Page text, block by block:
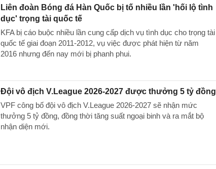
Liên đoàn Bóng đá Hàn Quốc bị tố nhiều lần 'hối lộ tình
dục' trọng tài quốc tế
KFA bị cáo buộc nhiều lần cung cấp dịch vụ tình dục cho trọng tài
quốc tế giai đoạn 2011-2012, vụ việc được phát hiện từ năm
2016 nhưng đến nay mới bị phanh phui.
Đội vô địch V.League 2026-2027 được thưởng 5 tỷ đồng
VPF công bố đội vô địch V.League 2026-2027 sẽ nhận mức
thưởng 5 tỷ đồng, đồng thời tăng suất ngoại binh và ra mắt bộ
nhận diện mới.